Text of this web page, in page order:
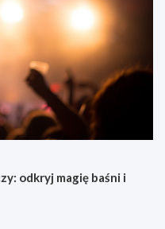
odkryj magię baśni i